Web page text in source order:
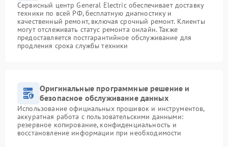
Сервисный центр General Electric обеспечивает доставку
техники по всей РФ, бесплатную диагностику и
качественный ремонт, включая срочный ремонт. Клиенты
могут отслеживать статус ремонта онлайн. Также
предоставляется постгарантийное обслуживание для
продления срока службы техники
Оригинальные программные решение и
безопасное обслуживание данных
Использование официальных прошивок и инструментов,
аккуратная работа с пользовательскими данными:
резервное копирование, конфиденциальность и
восстановление информации при необходимости